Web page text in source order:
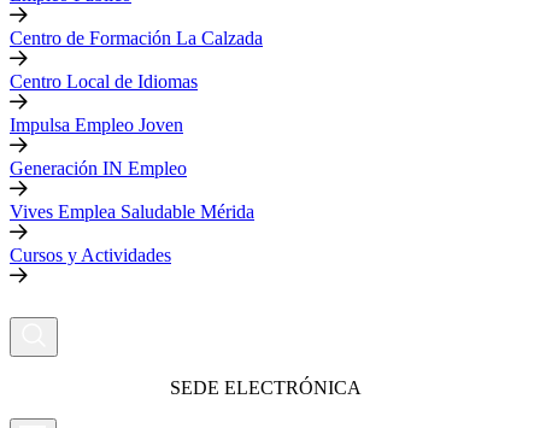
Centro de Formación La Calzada
Centro Local de Idiomas
Impulsa Empleo Joven
Generación IN Empleo
Vives Emplea Saludable Mérida
Cursos y Actividades
SEDE ELECTRÓNICA